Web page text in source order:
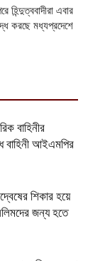
হিন্দুত্ববাদীরা এবার
করছে মধ্যপ্রদেশে
বাহিনীর
বাহিনী আইএমপির
শিকার হয়ে
জন্য হতে